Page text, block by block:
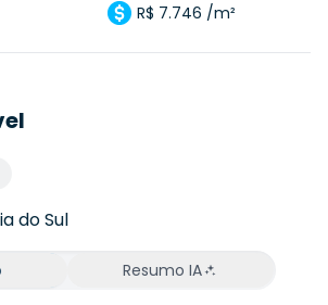
R$ 7.746 /m²
do Sul
Resumo IA